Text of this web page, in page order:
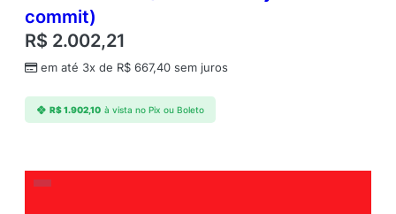
commit)
R$ 2.002,21
em até 3x de R$ 667,40 sem juros
R$1.902,10 à vista no Pix ou Boleto